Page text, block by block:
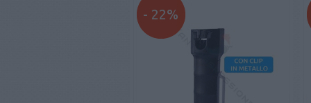
- 22%